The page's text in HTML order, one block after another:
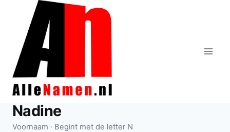
Doorgaan
inhoud
Nadine
Voornaam · Begint met de letter N